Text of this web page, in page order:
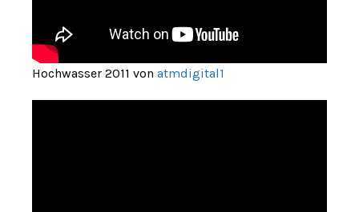
Hochwasser 2011 von atmdigital1